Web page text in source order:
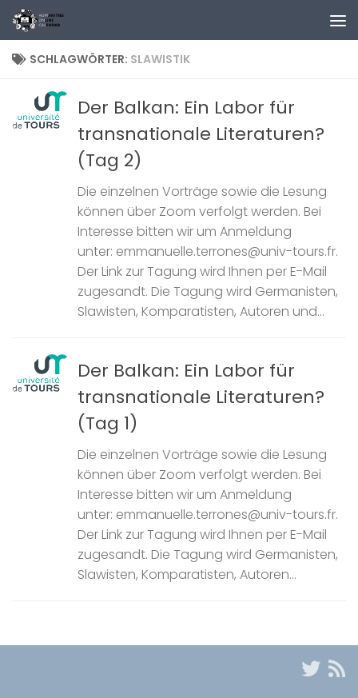
Zum Inhalt springen
SCHLAGWÖRTER: SLAWISTIK
Der Balkan: Ein Labor für
transnationale Literaturen?
(Tag 2)
Die einzelnen Vorträge sowie die Lesung
können über Zoom verfolgt werden. Bei
Interesse bitten wir um Anmeldung
unter: emmanuelle.terrones@univ-tours.fr.
Der Link zur Tagung wird Ihnen per E-Mail
zugesandt. Die Tagung wird Germanisten,
Slawisten, Komparatisten, Autoren und...
Der Balkan: Ein Labor für
transnationale Literaturen?
(Tag 1)
Die einzelnen Vorträge sowie die Lesung
können über Zoom verfolgt werden. Bei
Interesse bitten wir um Anmeldung
unter: emmanuelle.terrones@univ-tours.fr.
Der Link zur Tagung wird Ihnen per E-Mail
zugesandt. Die Tagung wird Germanisten,
Slawisten, Komparatisten, Autoren...